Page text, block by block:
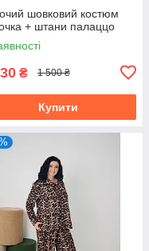
шовковий костюм
+ штани палаццо
₴ 1 500 ₴
Купити